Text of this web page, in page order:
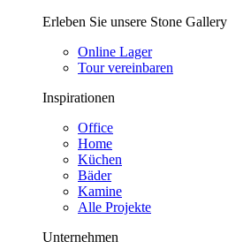
Erleben Sie unsere Stone Gallery
Online Lager
Tour vereinbaren
Inspirationen
Office
Home
Küchen
Bäder
Kamine
Alle Projekte
Unternehmen